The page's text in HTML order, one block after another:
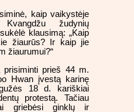
kaip vaikystėje
žudynių
klausimą: „Kaip
žiaurūs? Ir kaip jie
žiaurumui?“
prisiminti prieš 44 m.
Hwan įvestą karinę
18 d. kariškiai
protestą. Tačiau
griebėsi ginklų ir